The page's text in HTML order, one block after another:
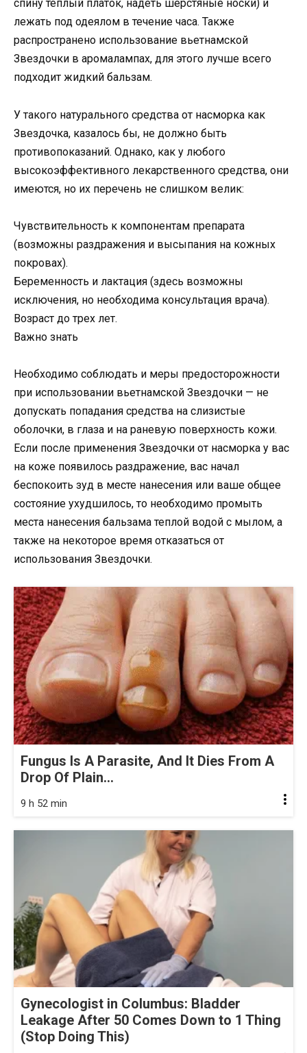
спину теплый платок, надеть шерстяные носки) и
лежать под одеялом в течение часа. Также
распространено использование вьетнамской
Звездочки в аромалампах, для этого лучше всего
подходит жидкий бальзам.
У такого натурального средства от насморка как
Звездочка, казалось бы, не должно быть
противопоказаний. Однако, как у любого
высокоэффективного лекарственного средства, они
имеются, но их перечень не слишком велик:
Чувствительность к компонентам препарата
(возможны раздражения и высыпания на кожных
покровах).
Беременность и лактация (здесь возможны
исключения, но необходима консультация врача).
Возраст до трех лет.
Важно знать
Необходимо соблюдать и меры предосторожности
при использовании вьетнамской Звездочки — не
допускать попадания средства на слизистые
оболочки, в глаза и на раневую поверхность кожи.
Если после применения Звездочки от насморка у вас
на коже появилось раздражение, вас начал
беспокоить зуд в месте нанесения или ваше общее
состояние ухудшилось, то необходимо промыть
места нанесения бальзама теплой водой с мылом, а
также на некоторое время отказаться от
использования Звездочки.
Fungus Is A Parasite, And It Dies From A
Drop Of Plain...
9 h 52 min
Gynecologist in Columbus: Bladder
Leakage After 50 Comes Down to 1 Thing
(Stop Doing This)